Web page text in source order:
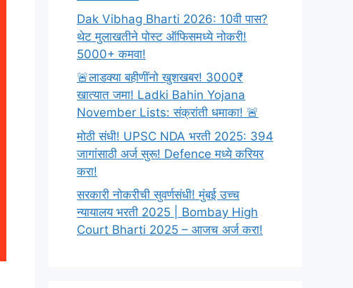
Dak Vibhag Bharti 2026: 10वी पास?
थेट मुलाखतीने पोस्ट ऑफिसमध्ये नोकरी!
5000+ कमवा!
🚨लाडक्या बहीणींनो खुशखबर! 3000₹
खात्यात जमा! Ladki Bahin Yojana
November Lists: संक्रांती धमाका! 🚨
मोठी संधी! UPSC NDA भरती 2025: 394
जागांसाठी अर्ज सुरू! Defence मध्ये करियर
करा!
सरकारी नोकरीची सुवर्णसंधी! मुंबई उच्च
न्यायालय भरती 2025 | Bombay High
Court Bharti 2025 – आजच अर्ज करा!